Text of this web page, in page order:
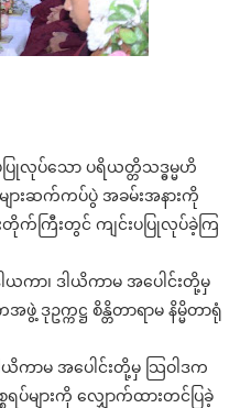
ြုလုပ်သော ပရိယတ္တိသဒ္ဓမ္မဟိ
ားဆက်ကပ်ပွဲ အခမ်းအနားကို
တိုက်ကြီးတွင် ကျင်းပပြုလုပ်ခဲ့ကြ
ကာ၊ ဒါယိကာမ အပေါင်းတို့မှ
က္ကဋ္ဌ စိန္တိတာရာမ နိမ္မိတာရုံ
ာမ အပေါင်းတို့မှ သြဝါဒက
ပ်များကို လျှောက်ထားတင်ပြခဲ့